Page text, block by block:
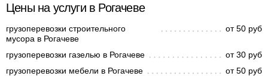
Цены на услуги в Рогачеве
грузоперевозки строительного
мусора в Рогачеве
от 50 руб
грузоперевозки газелью в Рогачеве
от 30 руб
грузоперевозки мебели в Рогачеве
от 50 руб